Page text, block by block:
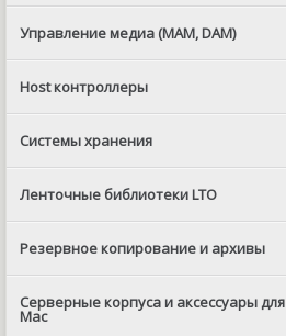
Управление медиа (MAM, DAM)
Host контроллеры
Системы хранения
Ленточные библиотеки LTO
Резервное копирование и архивы
Серверные корпуса и аксессуары для
Mac